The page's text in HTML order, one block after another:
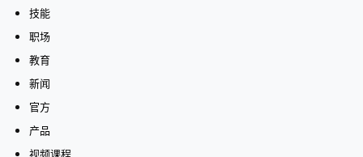
技能
职场
教育
新闻
官方
产品
视频课程